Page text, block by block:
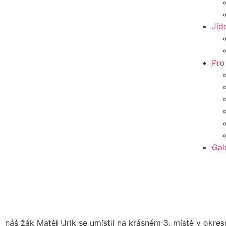
náš žák Matěj Urik se umístil na krásném 3. místě v